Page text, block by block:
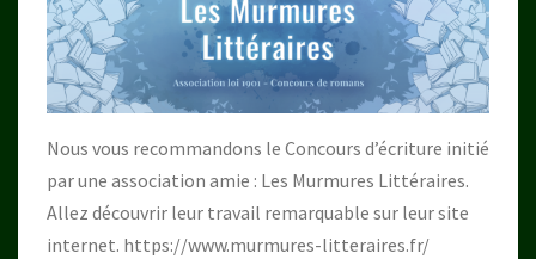
Nous vous recommandons le Concours d’écriture initié
par une association amie : Les Murmures Littéraires.
Allez découvrir leur travail remarquable sur leur site
internet. https://www.murmures-litteraires.fr/